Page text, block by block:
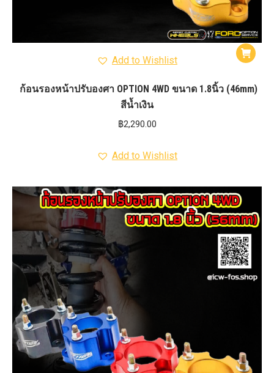
Add to Wishlist
ก้อนรองหน้าปรับองศา OPTION 4WD ขนาด 1.8นิ้ว (46mm)
สีน้ำเงิน
฿2,290.00
Add to Wishlist